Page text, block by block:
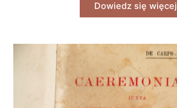
Dowiedz się więcej